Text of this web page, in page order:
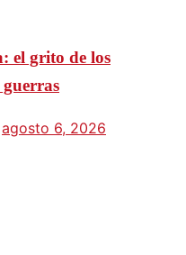
el grito de los
agosto 6, 2026